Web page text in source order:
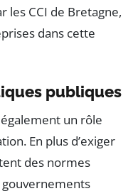
les CCI de Bretagne,
dans cette
publiques
un rôle
En plus d’exiger
des normes